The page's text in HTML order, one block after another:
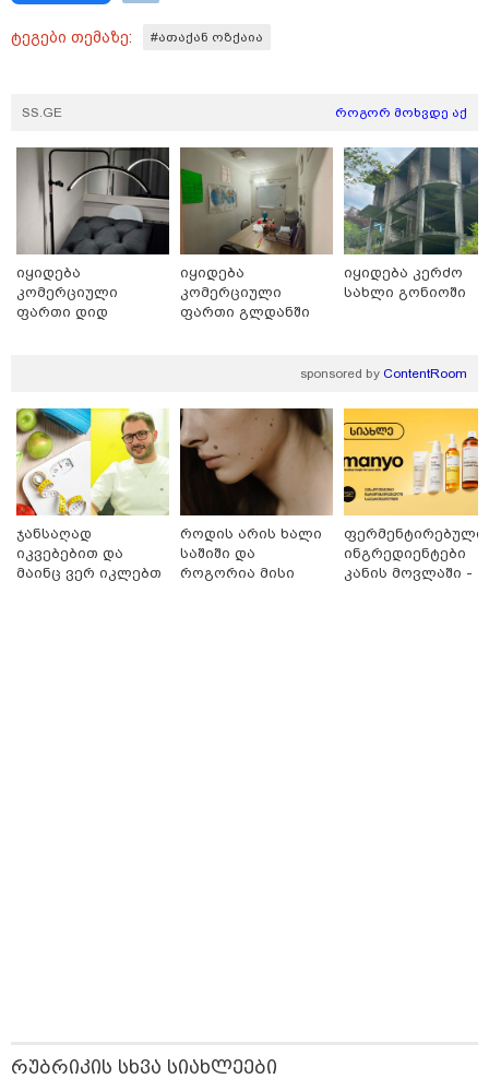
გაკეთდა" - "ნაციონალური
"მკაცრად ვგმობთ ირაკლი
"კოალიცია ცვლილებისთვის"
16:33 / 08-08-2026
"გიორგი ბარამიძემ რაღაც
არასწორად ჩამოაყალიბა,
მაგრამ ნამდვილად არ
ეკუთვნის წიხლი ივანიშვილის
მიხეილ სააკაშვილი
16:22 / 08-08-2026
"აი, ეს არის სამშობლოს
ღალატი" - როგორ ეხმაურება
ნიკა გვარამია აგვისტოს ომთან
დაკავშირებით ირაკლი
კობახიძის განცხადებას?
კატეგორიის ყველა სიახლე
ტეგები თემაზე: #ათაქან ოზქაია
SS.GE როგორ მოხვდე აქ
იყიდება
კომერციული
ფართი დიდ
იყიდება
კომერციული
ფართი გლდანში
იყიდება კერძო
სახლი გონიოში
sponsored by ContentRoom
ჯანსაღად
იკვებებით და
მაინც ვერ იკლებთ
როდის არის ხალი
საშიში და
როგორია მისი
ფერმენტირებული
ინგრედიენტები
კანის მოვლაში -
რუბრიკის სხვა სიახლეები